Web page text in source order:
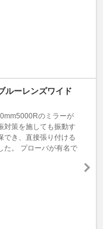
ルーレンズワイド
のミラーが
対策を施しても振動す
でき、直接張り付ける
た。 プローバが有名で